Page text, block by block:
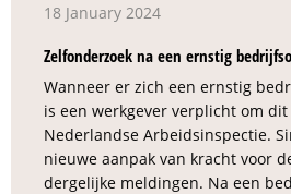
18 January 2024
Zelfonderzoek na een ernstig
Wanneer er zich een ernstig
is een werkgever verplicht om
Nederlandse Arbeidsinspectie.
nieuwe aanpak van kracht voor
dergelijke meldingen. Na een